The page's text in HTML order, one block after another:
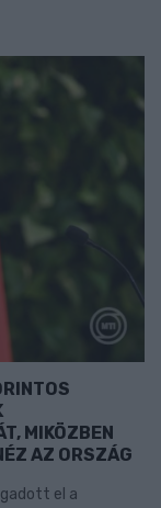
MIKÖZBEN
AZ ORSZÁG
el a